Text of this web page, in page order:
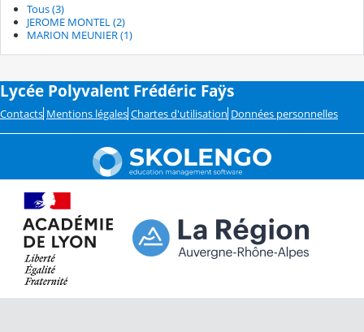
Tous (3)
JEROME MONTEL (2)
MARION MEUNIER (1)
Lycée Polyvalent Frédéric Faÿs
Contacts Mentions légales Chartes d'utilisation Données personnelles